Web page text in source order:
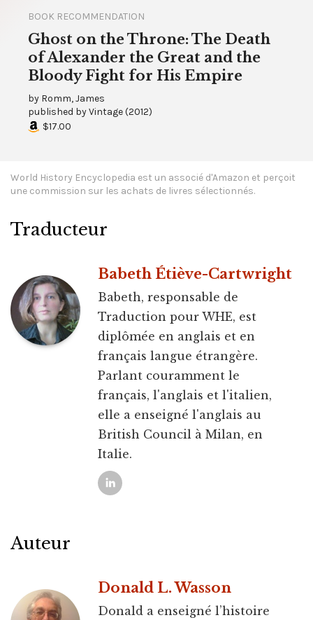
BOOK RECOMMENDATION
Ghost on the Throne: The Death
of Alexander the Great and the
Bloody Fight for His Empire
by Romm, James
published byVintage(2012)
$17.00
World History Encyclopedia est un associé d'Amazon et perçoit
une commission sur les achats de livres sélectionnés.
Traducteur
Babeth Étiève-Cartwright
Babeth, responsable de
Traduction pour WHE, est
diplômée en anglais et en
français langue étrangère.
Parlant couramment le
français, l'anglais et l'italien,
elle a enseigné l'anglais au
British Council à Milan, en
Italie.
Auteur
Donald L. Wasson
Donald a enseigné l’histoire